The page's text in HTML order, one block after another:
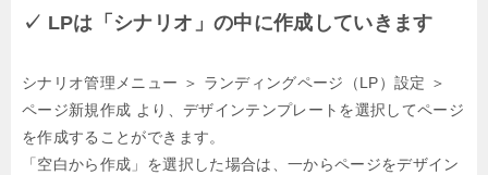
✓ LPは「シナリオ」の中に作成していきます
シナリオ管理メニュー ＞ ランディングページ（LP）設定 ＞
ページ新規作成 より、デザインテンプレートを選択してページ
を作成することができます。
「空白から作成」を選択した場合は、一からページをデザイン